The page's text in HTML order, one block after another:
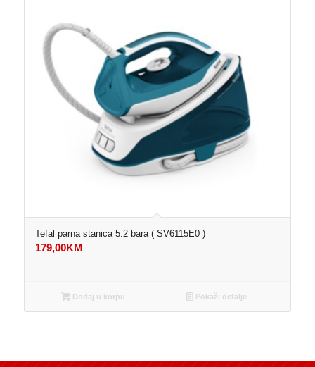
Tefal parna stanica 5.2 bara ( SV6115E0 )
179,00KM
Dodaj u korpu Pokaži detalje